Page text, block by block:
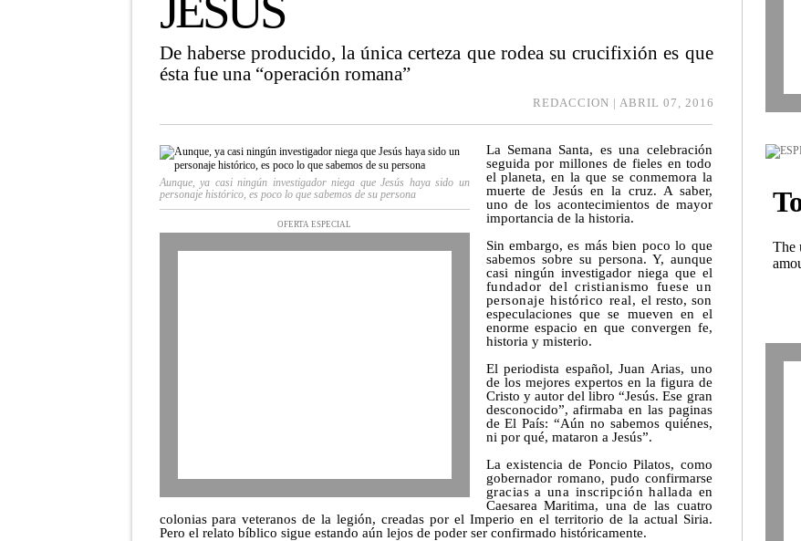
De haberse producido, la única certeza que rodea su crucifixión es que
ésta fue una “operación romana”
REDACCION | ABRIL 07, 2016
Aunque, ya casi ningún investigador niega que Jesús haya sido un
personaje histórico, es poco lo que sabemos de su persona
OFERTA ESPECIAL
La Semana Santa, es una celebración
seguida por millones de fieles en todo
el planeta, en la que se conmemora la
muerte de Jesús en la cruz. A saber,
uno de los acontecimientos de mayor
importancia de la historia.
Sin embargo, es más bien poco lo que
sabemos sobre su persona. Y, aunque
casi ningún investigador niega que el
fundador del cristianismo fuese un
personaje histórico real, el resto, son
especulaciones que se mueven en el
enorme espacio en que convergen fe,
historia y misterio.
El periodista español, Juan Arias, uno
de los mejores expertos en la figura de
Cristo y autor del libro “Jesús. Ese gran
desconocido”, afirmaba en las paginas
de El País: “Aún no sabemos quiénes,
ni por qué, mataron a Jesús”.
La existencia de Poncio Pilatos, como
gobernador romano, pudo confirmarse
gracias a una inscripción hallada en
Caesarea Maritima, una de las cuatro
colonias para veteranos de la legión, creadas por el Imperio en el territorio de la actual Siria.
Pero el relato bíblico sigue estando aún lejos de poder ser confirmado históricamente.